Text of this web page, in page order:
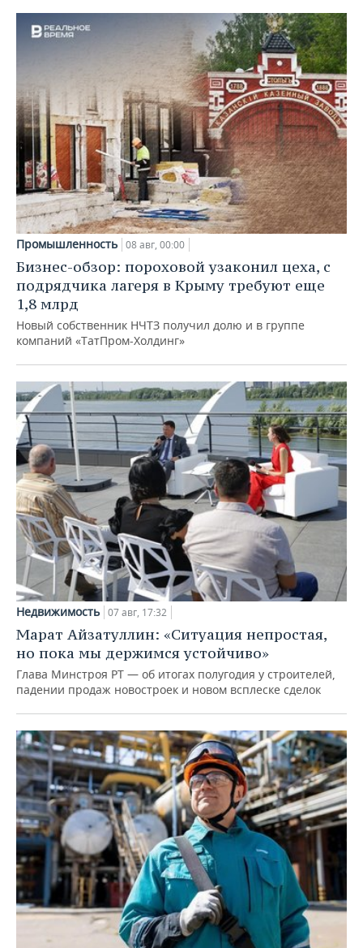
Промышленность 08 авг, 00:00
Бизнес-обзор: пороховой узаконил цеха, с
подрядчика лагеря в Крыму требуют еще
1,8 млрд
Новый собственник НЧТЗ получил долю и в группе
компаний «ТатПром-Холдинг»
Недвижимость 07 авг, 17:32
Марат Айзатуллин: «Ситуация непростая,
но пока мы держимся устойчиво»
Глава Минстроя РТ — об итогах полугодия у строителей,
падении продаж новостроек и новом всплеске сделок